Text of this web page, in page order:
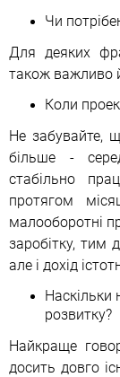
Чи
Для деяких
також важливо
Коли
Не забувайте,
більше -
стабільно
протягом
малооборотні
заробітку, тим
але і дохід
Наскільки
розвитку?
Найкраще
досить довго